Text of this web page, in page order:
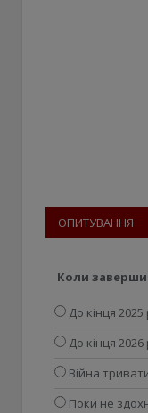
ОПИТУВАННЯ
Коли
До кінця 2025
До кінця 2026
Війна
Поки не